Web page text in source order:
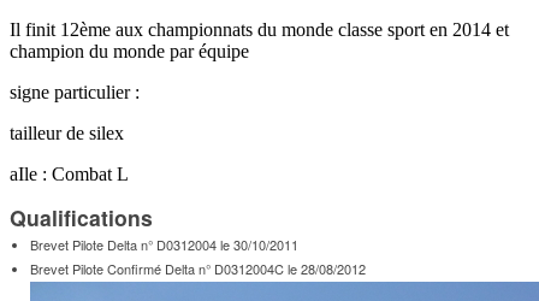
Il finit 12ème aux championnats du monde classe sport en 2014 et
champion du monde par équipe
signe particulier :
tailleur de silex
aIle : Combat L
Qualifications
Brevet Pilote Delta n° D0312004 le 30/10/2011
Brevet Pilote Confirmé Delta n° D0312004C le 28/08/2012